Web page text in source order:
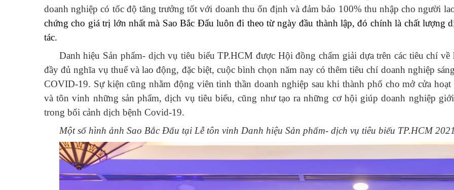
doanh nghiệp có tốc độ tăng trưởng tốt với doanh thu ổn định và đảm bảo 100% thu nhập cho người
chứng cho giá trị lớn nhất mà Sao Bắc Đẩu luôn đi theo từ ngày đầu thành lập, đó chính là chất lượng
tác.
Danh hiệu Sản phẩm- dịch vụ tiêu biểu TP.HCM được Hội đồng chấm giải dựa trên các tiêu chí
đầy đủ nghĩa vụ thuế và lao động, đặc biệt, cuộc bình chọn năm nay có thêm tiêu chí doanh nghiệp
COVID-19. Sự kiện cũng nhằm động viên tinh thần doanh nghiệp sau khi thành phố cho mở cửa
và tôn vinh những sản phẩm, dịch vụ tiêu biểu, cũng như tạo ra những cơ hội giúp doanh nghiệp
trong bối cảnh dịch bệnh Covid-19.
Một số hình ảnh Sao Bắc Đẩu tại Lễ tôn vinh Danh hiệu Sản phẩm- dịch vụ tiêu biểu TP.HCM